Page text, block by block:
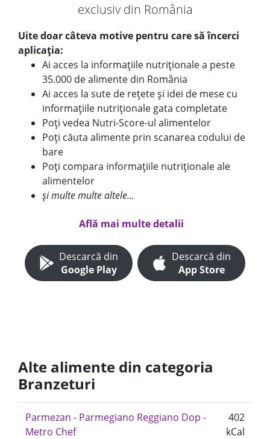
exclusiv din România
Uite doar câteva motive pentru care să încerci
aplicația:
Ai acces la informațiile nutriționale a peste
35.000 de alimente din România
Ai acces la sute de rețete și idei de mese cu
informațiile nutriționale gata completate
Poți vedea Nutri-Score-ul alimentelor
Poți căuta alimente prin scanarea codului de
bare
Poți compara informațiile nutriționale ale
alimentelor
și multe multe altele...
Află mai multe detalii
Descarcă din
Google Play
Descarcă din
App Store
Alte alimente din categoria
Branzeturi
Parmezan - Parmegiano Reggiano Dop -
Metro Chef
402
kCal